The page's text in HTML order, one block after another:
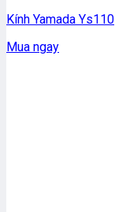
Kính Yamada Ys110
Mua ngay